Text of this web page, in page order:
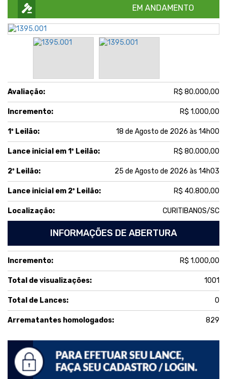
EM ANDAMENTO
Avaliação: R$ 80.000,00
Incremento: R$ 1.000,00
1º Leilão: 18 de Agosto de 2026 às 14h00
Lance inicial em 1º Leilão: R$ 80.000,00
2º Leilão: 25 de Agosto de 2026 às 14h03
Lance inicial em 2º Leilão: R$ 40.800,00
Localização: CURITIBANOS/SC
INFORMAÇÕES DE ABERTURA
Incremento: R$ 1.000,00
Total de visualizações: 1001
Total de Lances: 0
Arrematantes homologados: 829